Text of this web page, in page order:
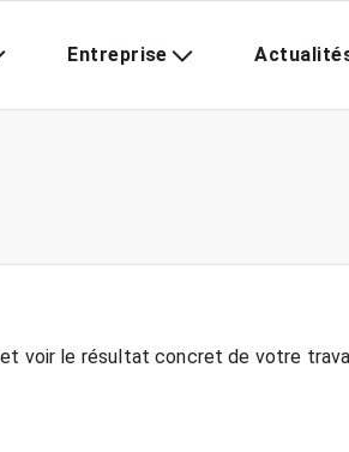
Entreprise
voir le résultat concret de votre